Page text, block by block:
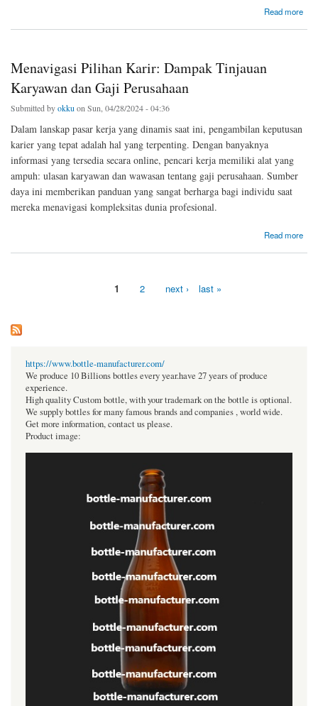
Read more
about Menguraikan Kepuasan Kerja: Peran Review Karyawan Sebenarnya dan Gaji
Menavigasi Pilihan Karir: Dampak Tinjauan
Karyawan dan Gaji Perusahaan
Submitted byokku on Sun, 04/28/2024 - 04:36
Dalam lanskap pasar kerja yang dinamis saat ini, pengambilan keputusan
karier yang tepat adalah hal yang terpenting. Dengan banyaknya
informasi yang tersedia secara online, pencari kerja memiliki alat yang
ampuh: ulasan karyawan dan wawasan tentang gaji perusahaan. Sumber
daya ini memberikan panduan yang sangat berharga bagi individu saat
mereka menavigasi kompleksitas dunia profesional.
Read more
about Menavigasi Pilihan Karir: Dampak Tinjauan Karyawan dan Gaji Perusahaan
1 2 next › last »
https://www.bottle-manufacturer.com/
We produce 10 Billions bottles every year.have 27 years of produce
experience.
High quality Custom bottle, with your trademark on the bottle is optional.
We supply bottles for many famous brands and companies , world wide.
Get more information, contact us please.
Product image: